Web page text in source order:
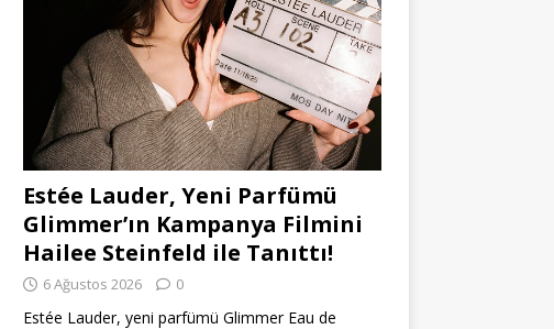
Estée Lauder, Yeni Parfümü
Glimmer’ın Kampanya Filmini
Hailee Steinfeld ile Tanıttı!
6 Ağustos 2026 0
Estée Lauder, yeni parfümü Glimmer Eau de